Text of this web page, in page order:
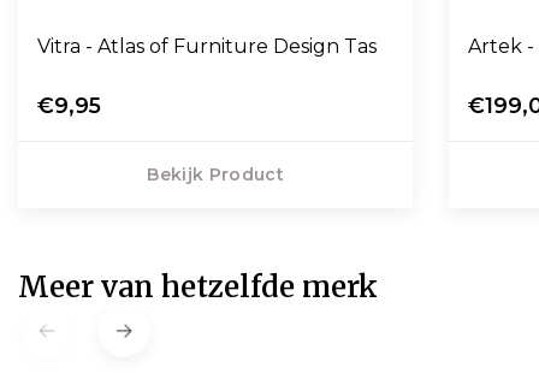
Vitra - Atlas of Furniture Design Tas
€9,95
Bekijk Product
Artek -
Meer van hetzelfde merk